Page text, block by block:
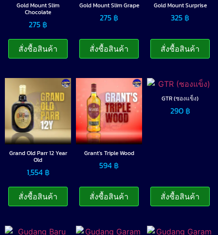
Gold Mount Slim
Chocolate
275 ฿
สั่งซื้อสินค้า
Gold Mount Slim Grape
275 ฿
สั่งซื้อสินค้า
Gold Mount Surprise
325 ฿
สั่งซื้อสินค้า
Grand Old Parr 12 Year
Old
1,554 ฿
สั่งซื้อสินค้า
Grant’s Triple Wood
594 ฿
สั่งซื้อสินค้า
GTR (ซองแข็ง)
290 ฿
สั่งซื้อสินค้า